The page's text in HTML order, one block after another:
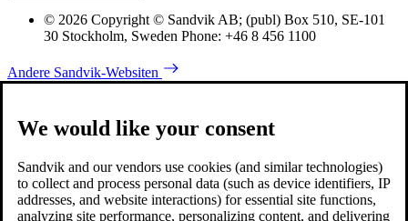
© 2026 Copyright © Sandvik AB; (publ) Box 510, SE-101
30 Stockholm, Sweden Phone: +46 8 456 1100
Andere Sandvik-Websiten
We would like your consent
Sandvik and our vendors use cookies (and similar technologies)
to collect and process personal data (such as device identifiers, IP
addresses, and website interactions) for essential site functions,
analyzing site performance, personalizing content, and delivering